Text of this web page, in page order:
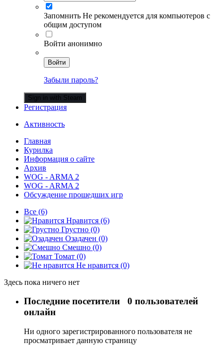
Запомнить Не рекомендуется для компьютеров с
общим доступом
Войти анонимно
Войти
Забыли пароль?
Sign in with Steam
Регистрация
Активность
Главная
Курилка
Информация о сайте
Архив
WOG - ARMA 2
WOG - ARMA 2
Обсуждение прошедших игр
Все (6)
Нравится (6)
Грустно (0)
Озадачен (0)
Смешно (0)
Томат (0)
Не нравится (0)
Здесь пока ничего нет
Последние посетители 0 пользователей
онлайн
Ни одного зарегистрированного пользователя не
просматривает данную страницу